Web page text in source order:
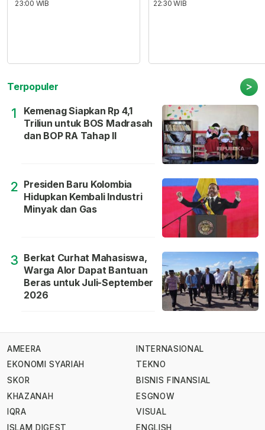
23:00 WIB
22:30 WIB
Terpopuler >
1
Kemenag Siapkan Rp 4,1
Triliun untuk BOS Madrasah
dan BOP RA Tahap II
2 Presiden Baru Kolombia
Hidupkan Kembali Industri
Minyak dan Gas
3 Berkat Curhat Mahasiswa,
Warga Alor Dapat Bantuan
Beras untuk Juli-September
2026
AMEERA
EKONOMI SYARIAH
SKOR
KHAZANAH
IQRA
ISLAM DIGEST
INTERNASIONAL
TEKNO
BISNIS FINANSIAL
ESGNOW
VISUAL
ENGLISH